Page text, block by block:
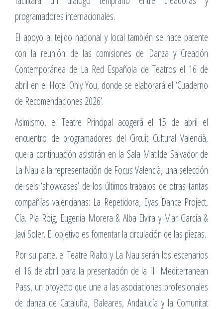
programadores internacionales.
El apoyo al tejido nacional y local también se hace patente
con la reunión de las comisiones de Danza y Creación
Contemporánea de La Red Española de Teatros el 16 de
abril en el Hotel Only You, donde se elaborará el ‘Cuaderno
de Recomendaciones 2026’.
Asimismo, el Teatre Principal acogerá el 15 de abril el
encuentro de programadores del Circuit Cultural Valencià,
que a continuación asistirán en la Sala Matilde Salvador de
La Nau a la representación de Focus Valencià, una selección
de seis ‘showcases’ de los últimos trabajos de otras tantas
compañías valencianas: La Repetidora, Eyas Dance Project,
Cía. Pla Roig, Eugenia Morera & Alba Elvira y Mar García &
Javi Soler. El objetivo es fomentar la circulación de las piezas.
Por su parte, el Teatre Rialto y La Nau serán los escenarios
el 16 de abril para la presentación de la III Mediterranean
Pass, un proyecto que une a las asociaciones profesionales
de danza de Cataluña, Baleares, Andalucía y la Comunitat